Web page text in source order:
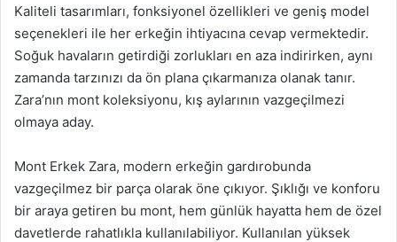
Kaliteli tasarımları, fonksiyonel özellikleri ve geniş model
seçenekleri ile her erkeğin ihtiyacına cevap vermektedir.
Soğuk havaların getirdiği zorlukları en aza indirirken, aynı
zamanda tarzınızı da ön plana çıkarmanıza olanak tanır.
Zara’nın mont koleksiyonu, kış aylarının vazgeçilmezi
olmaya aday.
Mont Erkek Zara, modern erkeğin gardırobunda
vazgeçilmez bir parça olarak öne çıkıyor. Şıklığı ve konforu
bir araya getiren bu mont, hem günlük hayatta hem de özel
davetlerde rahatlıkla kullanılabiliyor. Kullanılan yüksek